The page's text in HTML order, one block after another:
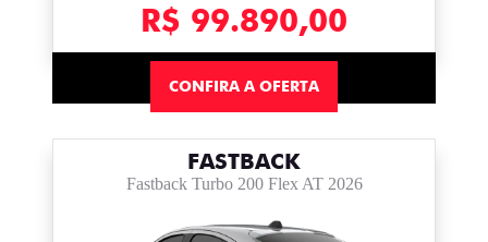
R$ 99.890,00
CONFIRA A OFERTA
FASTBACK
Fastback Turbo 200 Flex AT 2026